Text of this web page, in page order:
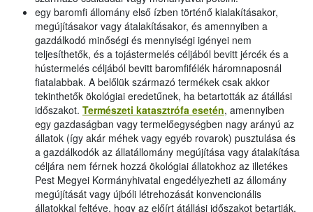
egy baromfi állomány első ízben történő kialakításakor,
megújításakor vagy átalakításakor, és amennyiben a
gazdálkodó minőségi és mennyiségi igényei nem
teljesíthetők, és a tojástermelés céljából bevitt jércék és a
hústermelés céljából bevitt baromfifélék háromnaposnál
fiatalabbak. A belőlük származó termékek csak akkor
tekinthetők ökológiai eredetűnek, ha betartották az átállási
időszakot. Természeti katasztrófa esetén, amennyiben
egy gazdaságban vagy termelőegységben nagy arányú az
állatok (így akár méhek vagy egyéb rovarok) pusztulása és
a gazdálkodók az állatállomány megújítása vagy átalakítása
céljára nem férnek hozzá ökológiai állatokhoz az illetékes
Pest Megyei Kormányhivatal engedélyezheti az állomány
megújítását vagy újbóli létrehozását konvencionális
állatokkal feltéve, hogy az előírt átállási időszakot betartják.